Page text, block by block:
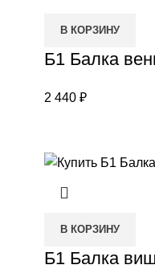
В КОРЗИНУ
Б1 Балка
2 440₽
В КОРЗИНУ
Б1 Балка